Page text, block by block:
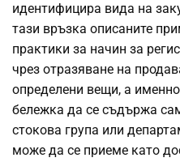
идентифицира вида на
тази връзка описаните
практики за начин за
чрез отразяване на
определени вещи, а
бележка да се съдържа
стокова група или
може да се приеме като